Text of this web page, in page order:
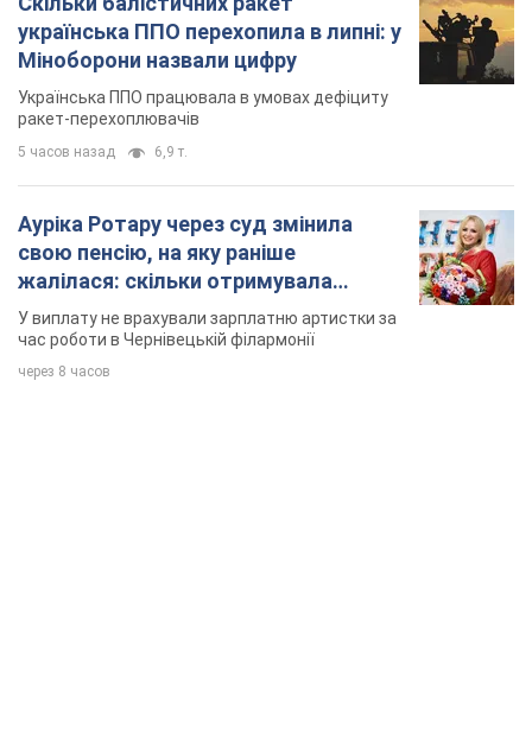
українська ППО перехопила в липні: у
Міноборони назвали цифру
Українська ППО працювала в умовах дефіциту
ракет-перехоплювачів
5 часов назад 6,9 т.
Ауріка Ротару через суд змінила
свою пенсію, на яку раніше
жалілася: скільки отримувала
співачка
У виплату не врахували зарплатню артистки за
час роботи в Чернівецькій філармонії
через 8 часов